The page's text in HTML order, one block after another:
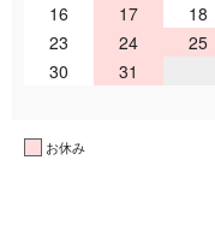
16
17 18
23
24 25
30
31
お休み